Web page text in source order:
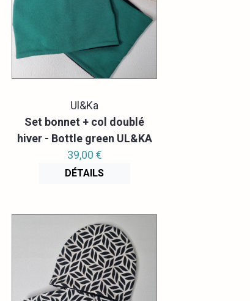
Ul&Ka
Set bonnet + col doublé
hiver - Bottle green UL&KA
39,00 €
DÉTAILS